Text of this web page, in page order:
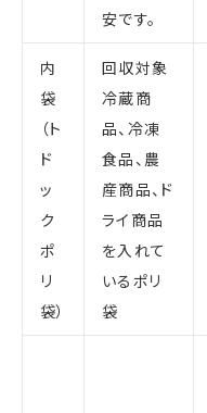
安です。
内
袋
（ト
ド
ッ
ク
ポ
リ
袋）
回収対象
冷蔵商
品、冷凍
食品、農
産商品、ド
ライ商品
を入れて
いるポリ
袋